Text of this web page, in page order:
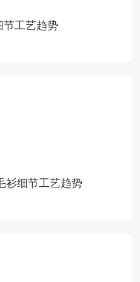
节工艺趋势
衫细节工艺趋势